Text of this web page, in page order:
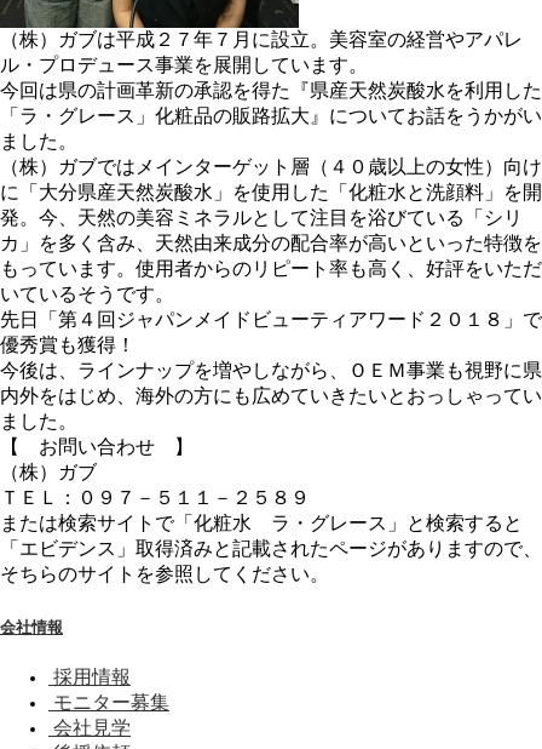
（株）ガブは平成２７年７月に設立。美容室の経営やアパレ
ル・プロデュース事業を展開しています。
今回は県の計画革新の承認を得た『県産天然炭酸水を利用した
「ラ・グレース」化粧品の販路拡大』についてお話をうかがい
ました。
（株）ガブではメインターゲット層（４０歳以上の女性）向け
に「大分県産天然炭酸水」を使用した「化粧水と洗顔料」を開
発。今、天然の美容ミネラルとして注目を浴びている「シリ
カ」を多く含み、天然由来成分の配合率が高いといった特徴を
もっています。使用者からのリピート率も高く、好評をいただ
いているそうです。
先日「第４回ジャパンメイドビューティアワード２０１８」で
優秀賞も獲得！
今後は、ラインナップを増やしながら、ＯＥＭ事業も視野に県
内外をはじめ、海外の方にも広めていきたいとおっしゃってい
ました。
【 お問い合わせ 】
（株）ガブ
ＴＥＬ：０９７－５１１－２５８９
または検索サイトで「化粧水 ラ・グレース」と検索すると
「エビデンス」取得済みと記載されたページがありますので、
そちらのサイトを参照してください。
会社情報
採用情報
モニター募集
会社見学